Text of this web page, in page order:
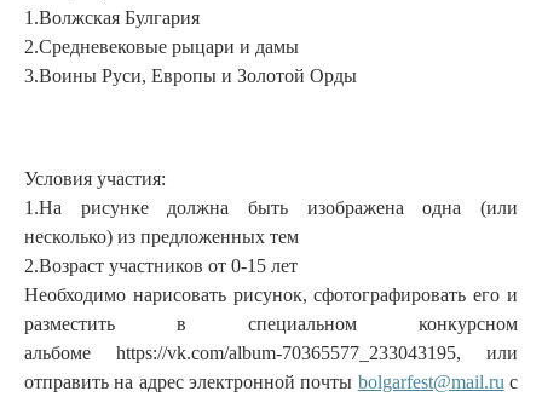
1.Волжская Булгария
2.Средневековые рыцари и дамы
3.Воины Руси, Европы и Золотой Орды
Условия участия:
1.На рисунке должна быть изображена одна (или
несколько) из предложенных тем
2.Возраст участников от 0-15 лет
Необходимо нарисовать рисунок, сфотографировать его и
разместить в специальном конкурсном
альбоме https://vk.com/album-70365577_233043195, или
отправить на адрес электронной почты bolgarfest@mail.ru с